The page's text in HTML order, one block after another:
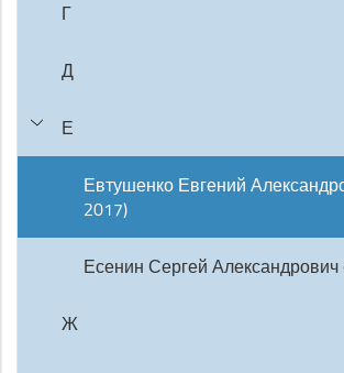
Г
Д
Е
Евтушенко Евгений
2017)
Есенин Сергей
Ж